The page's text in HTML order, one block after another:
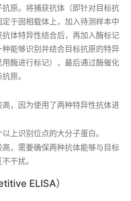
原。将捕获抗体（即针对目标抗
于固相载体上，加入待测样本中
体特异性结合后，再加入酶标记
能够识别并结合目标抗原的特异
酶进行标记），最后通过酶催化
原。
，因为使用了两种特异性抗体进
上识别位点的大分子蛋白。
，需要确保两种抗体能够与目标
干扰。
ELISA）